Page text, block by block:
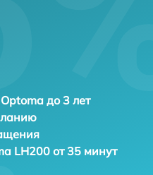
до 3 лет
LH200 от 35 минут